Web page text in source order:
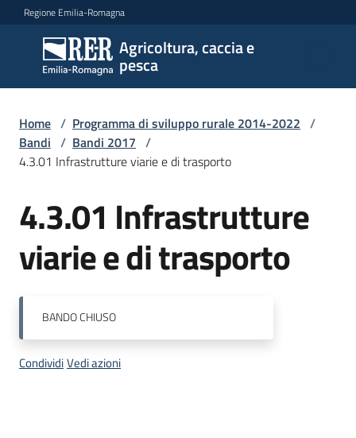
Vai al contenuto
Vai alla navigazione
Vai al footer
Regione Emilia-Romagna
Agricoltura, caccia e
pesca
Agricoltura,
caccia e
pesca
Argomenti
Novità
bandi
Home / Programma di sviluppo rurale 2014-2022 /
Bandi / Bandi 2017 /
4.3.01 Infrastrutture viarie e di trasporto
Salta al contenuto
4.3.01 Infrastrutture
viarie e di trasporto
BANDOCHIUSO
CondividiVedi azioni